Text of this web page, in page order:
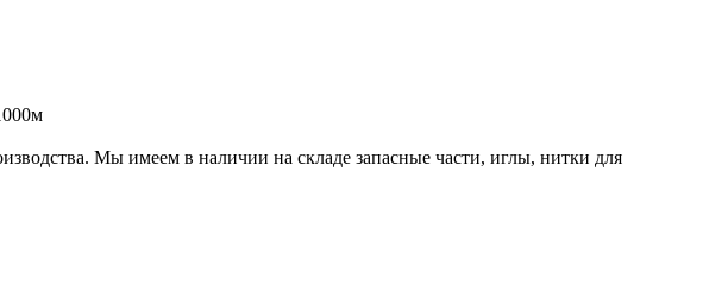
Мы имеем в наличии на складе запасные части, иглы, нитки для